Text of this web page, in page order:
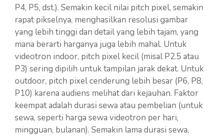
P4, P5, dst.). Semakin kecil nilai pitch pixel, semakin
rapat pikselnya, menghasilkan resolusi gambar
yang lebih tinggi dan detail yang lebih tajam, yang
mana berarti harganya juga lebih mahal. Untuk
videotron indoor, pitch pixel kecil (misal P2.5 atau
P3) sering dipilih untuk tampilan jarak dekat. Untuk
outdoor, pitch pixel cenderung lebih besar (P6, P8,
P10) karena audiens melihat dari kejauhan. Faktor
keempat adalah durasi sewa atau pembelian (untuk
sewa, seperti harga sewa videotron per hari,
mingguan, bulanan). Semakin lama durasi sewa,